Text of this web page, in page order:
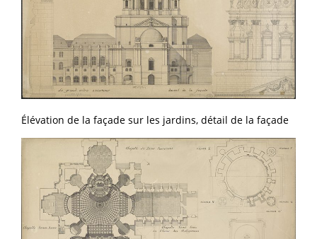
Élévation de la façade sur les jardins, détail de la façade